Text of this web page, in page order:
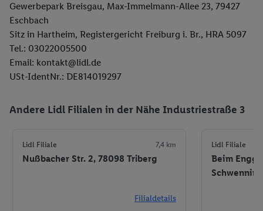
Gewerbepark Breisgau, Max-Immelmann-Allee 23, 79427
Eschbach
Sitz in Hartheim, Registergericht Freiburg i. Br., HRA 5097
Tel.: 03022005500
Email: kontakt@lidl.de
USt-IdentNr.: DE814019297
Andere Lidl Filialen in der Nähe Industriestraße 3
Lidl Filiale 7,4 km
Nußbacher Str. 2, 78098 Triberg
Filialdetails
Lidl Filiale
Beim